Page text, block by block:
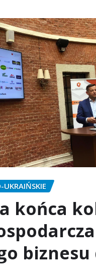
UKRAIŃSKIE
końca
biznesu